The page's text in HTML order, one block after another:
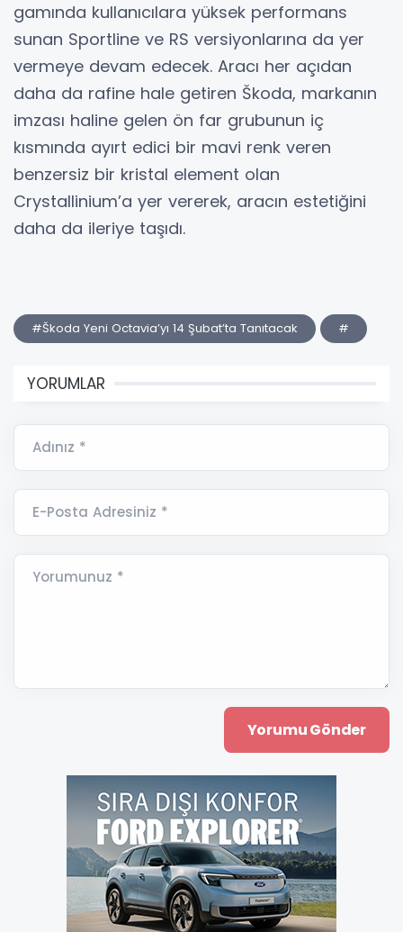
gamında kullanıcılara yüksek performans
sunan Sportline ve RS versiyonlarına da yer
vermeye devam edecek. Aracı her açıdan
daha da rafine hale getiren Škoda, markanın
imzası haline gelen ön far grubunun iç
kısmında ayırt edici bir mavi renk veren
benzersiz bir kristal element olan
Crystallinium’a yer vererek, aracın estetiğini
daha da ileriye taşıdı.
#Škoda Yeni Octavia’yı 14 Şubat’ta Tanıtacak #
YORUMLAR
Adınız *
E-Posta Adresiniz *
Yorumunuz *